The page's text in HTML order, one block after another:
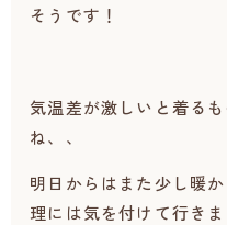
そうです！
気温差が激しいと着る
ね、、
明日からはまた少し暖
理には気を付けて行きま